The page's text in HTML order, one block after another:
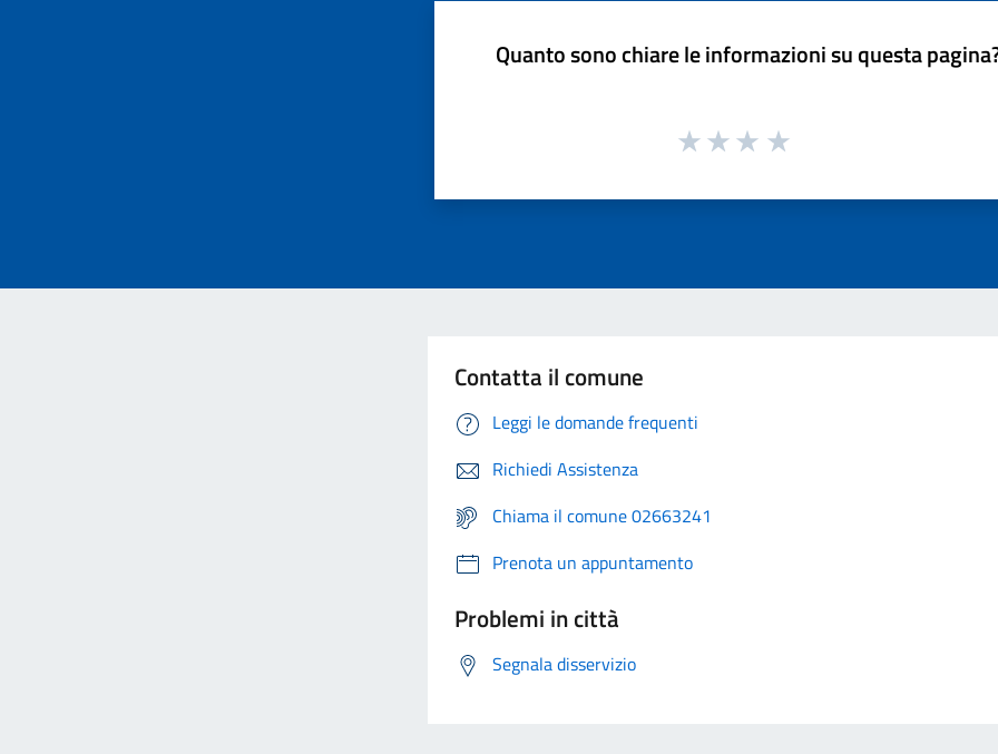
Quanto sono chiare le informazioni su questa
Contatta il comune
Leggi le domande frequenti
Richiedi Assistenza
Chiama il comune 02663241
Prenota un appuntamento
Problemi in città
Segnala disservizio